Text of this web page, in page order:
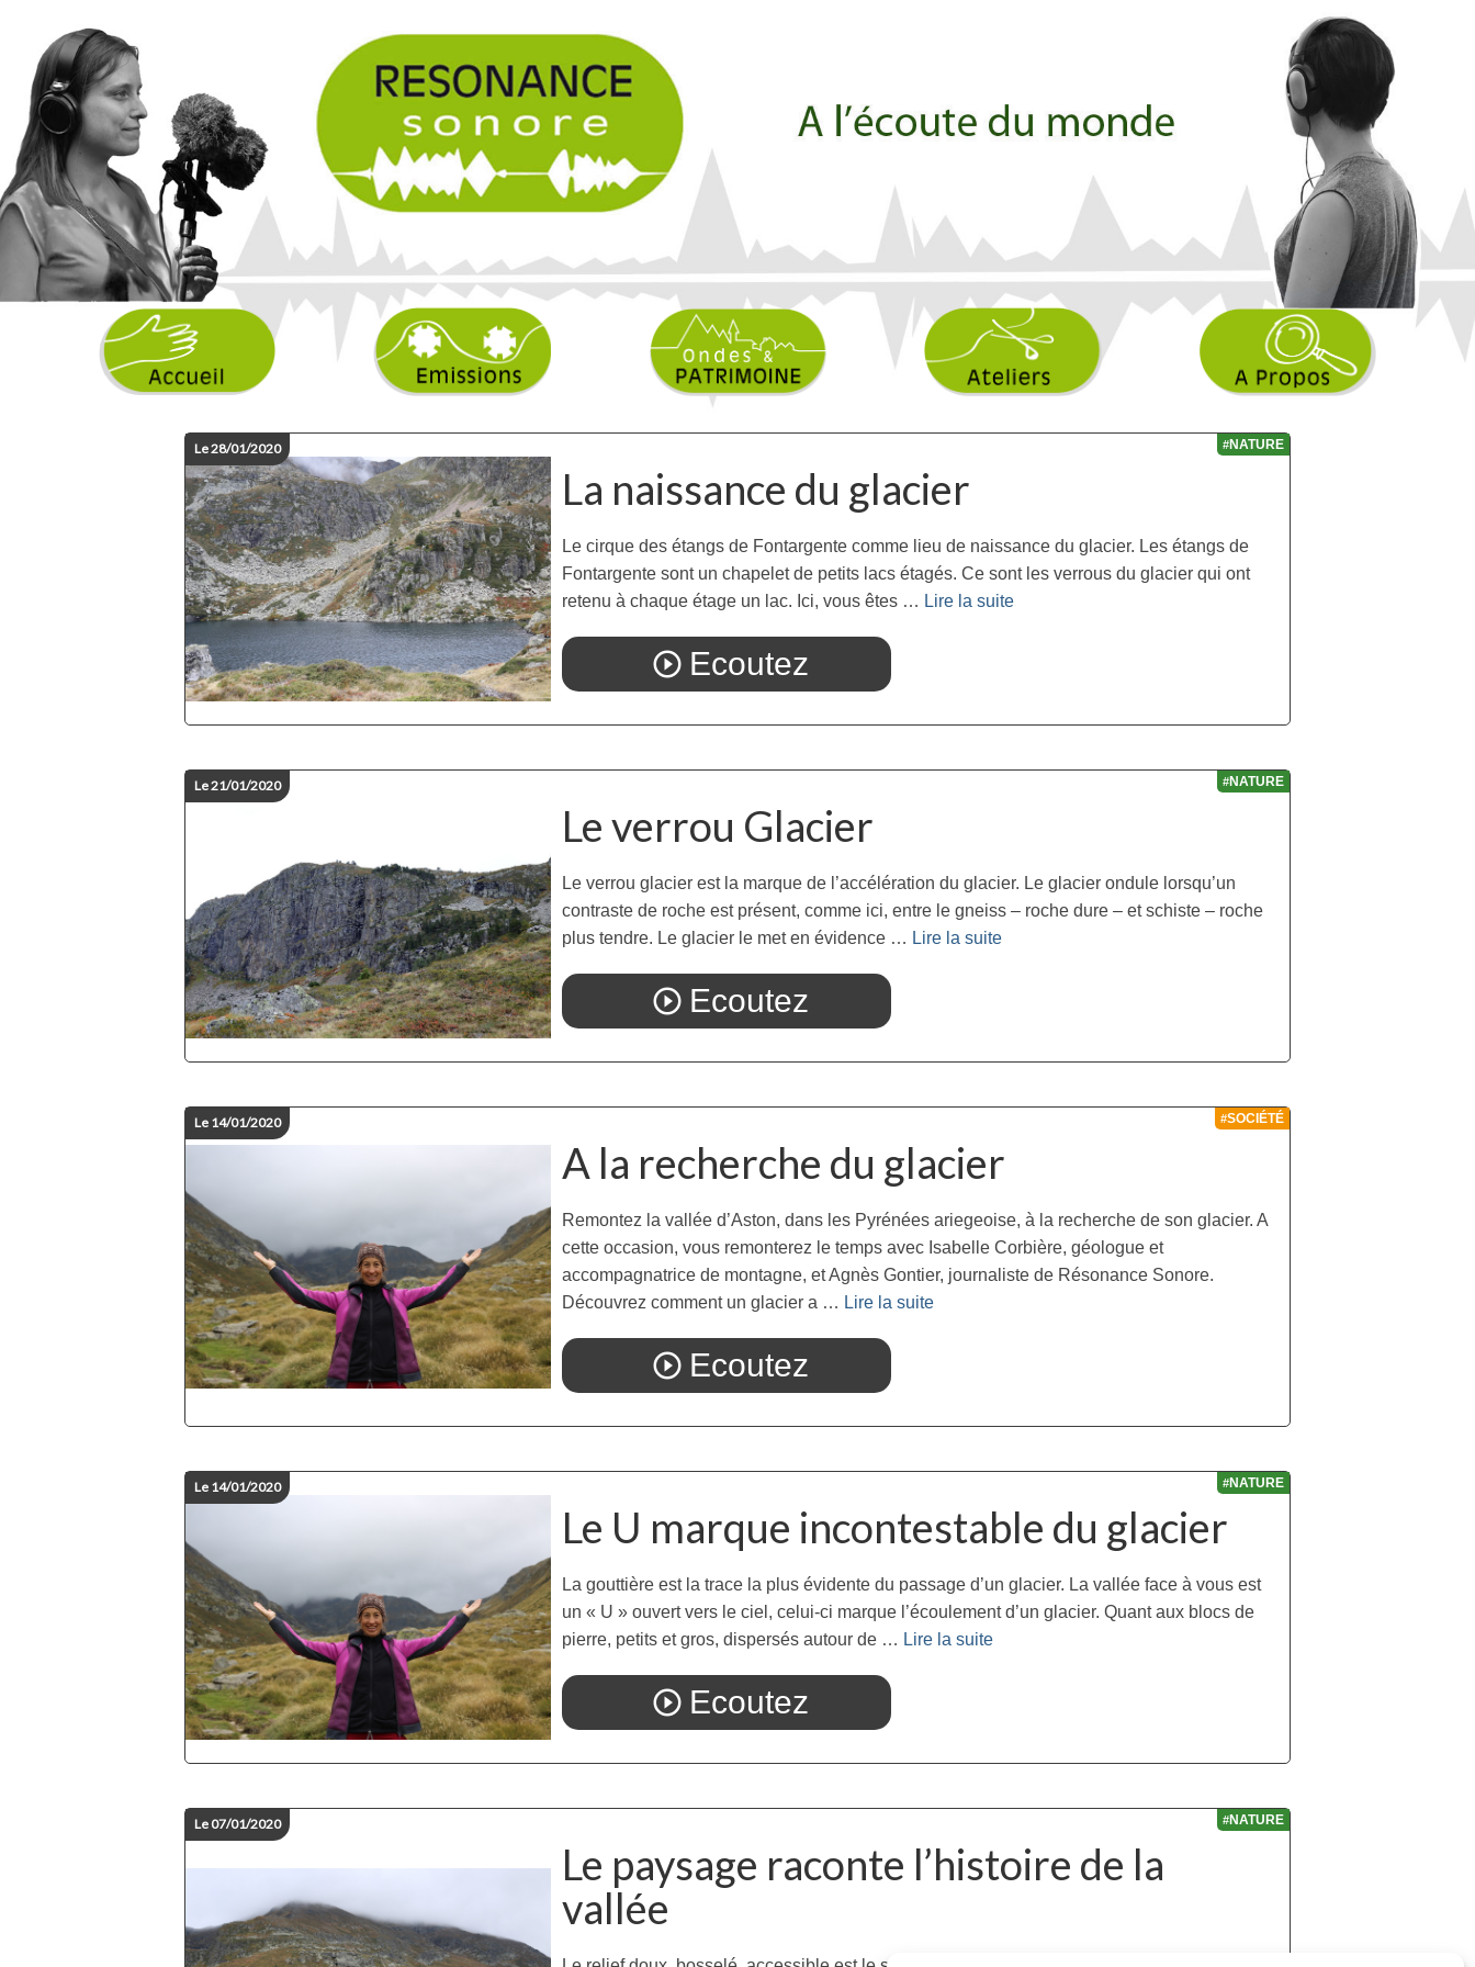
Le 28/01/2020 #NATURE
La naissance du glacier
Le cirque des étangs de Fontargente comme lieu de naissance du glacier. Les étangs de
Fontargente sont un chapelet de petits lacs étagés. Ce sont les verrous du glacier qui ont
retenu à chaque étage un lac. Ici, vous êtes … Lire la suite­­
play_circle_outline Ecoutez
Le 21/01/2020 #NATURE
Le verrou Glacier
Le verrou glacier est la marque de l’accélération du glacier. Le glacier ondule lorsqu’un
contraste de roche est présent, comme ici, entre le gneiss – roche dure – et schiste – roche
plus tendre. Le glacier le met en évidence … Lire la suite­­
play_circle_outline Ecoutez
Le 14/01/2020 #SOCIÉTÉ
A la recherche du glacier
Remontez la vallée d’Aston, dans les Pyrénées ariegeoise, à la recherche de son glacier. A
cette occasion, vous remonterez le temps avec Isabelle Corbière, géologue et
accompagnatrice de montagne, et Agnès Gontier, journaliste de Résonance Sonore.
Découvrez comment un glacier a … Lire la suite­­
play_circle_outline Ecoutez
Le 14/01/2020 #NATURE
Le U marque incontestable du glacier
La gouttière est la trace la plus évidente du passage d’un glacier. La vallée face à vous est
un « U » ouvert vers le ciel, celui-ci marque l’écoulement d’un glacier. Quant aux blocs de
pierre, petits et gros, dispersés autour de … Lire la suite­­
play_circle_outline Ecoutez
Le 07/01/2020 #NATURE
Le paysage raconte l’histoire de la
vallée